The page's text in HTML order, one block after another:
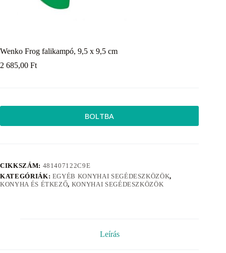
Wenko Frog falikampó, 9,5 x 9,5 cm
2 685,00 Ft
BOLTBA
CIKKSZÁM: 481407122C9E
KATEGÓRIÁK: EGYÉB KONYHAI SEGÉDESZKÖZÖK,
KONYHA ÉS ÉTKEZŐ, KONYHAI SEGÉDESZKÖZÖK
Leírás